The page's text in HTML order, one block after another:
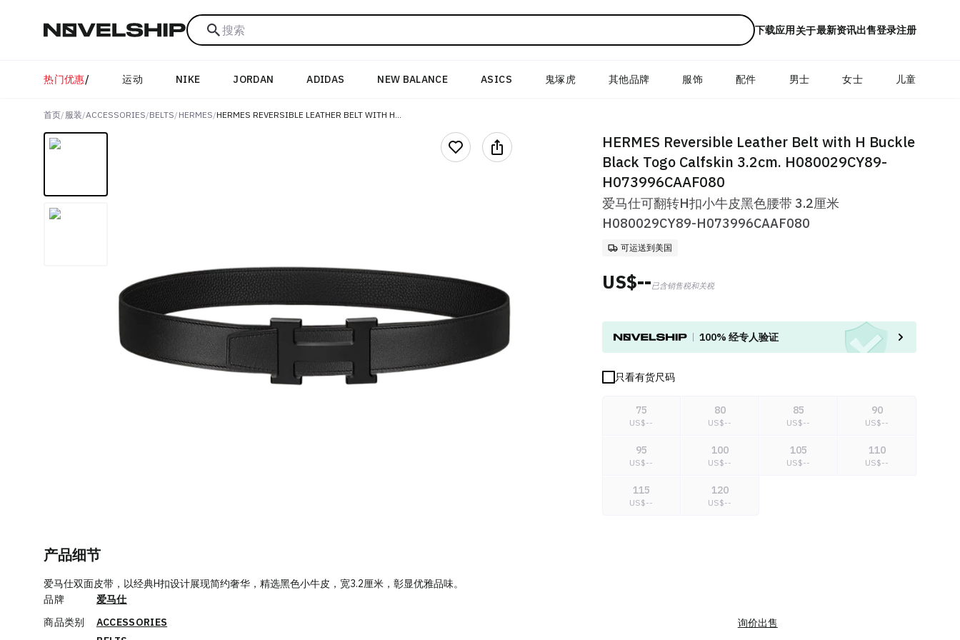
搜索 下载应用关于最新资讯出售登录注册
热门优惠/ 运动 NIKE JORDAN ADIDAS NEW BALANCE ASICS 鬼塚虎 其他品牌 服饰 配件 男士 女士 儿童
首页/ 服装/ACCESSORIES/BELTS/ HERMES/ HERMES REVERSIBLE LEATHER BELT WITH H BUCKLE BLACK TOGO CALFSKIN 3.2CM. H080029CY89-H073996CAAF080
产品细节
爱马仕双面皮带，以经典H扣设计展现简约奢华，精选黑色小牛皮，宽3.2厘米，彰显优雅品味。
品牌
爱马仕
商品类别
ACCESSORIES
HERMES Reversible Leather Belt with H Buckle
Black Togo Calfskin 3.2cm. H080029CY89-
H073996CAAF080
爱马仕可翻转H扣小牛皮黑色腰带 3.2厘米
H080029CY89-H073996CAAF080
可运送到美国
US$--已含销售税和关税
100% 经专人验证
只看有货尺码
75
US$--
80
US$--
85
US$--
90
US$--
95
US$--
100
US$--
105
US$--
110
US$--
115
US$--
120
US$--
询价出售